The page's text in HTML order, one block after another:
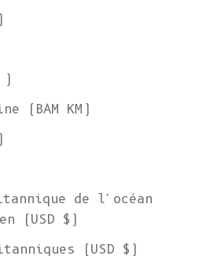
(BAM КМ)
de l'océan
(USD $)
(USD $)